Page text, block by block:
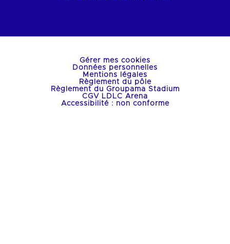
Gérer mes cookies
Données personnelles
Mentions légales
Règlement du pôle
Règlement du Groupama Stadium
CGV LDLC Arena
Accessibilité : non conforme